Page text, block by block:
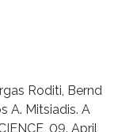
Roditi, Bernd
A. Mitsiadis. A
09. April